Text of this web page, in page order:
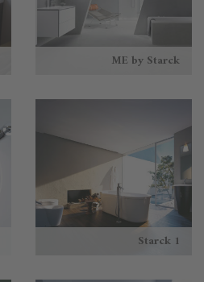
ME by Starck
Starck 1